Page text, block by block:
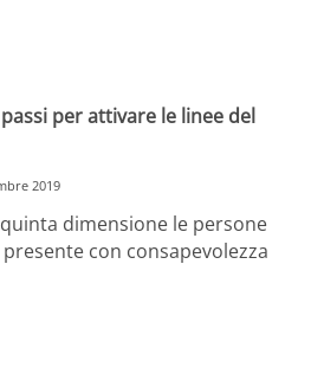
per attivare le linee del
2019
dimensione le persone
con consapevolezza